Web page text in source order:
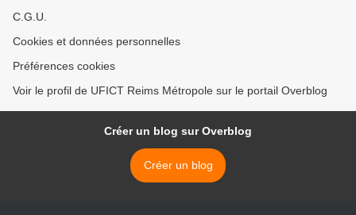
C.G.U.
Cookies et données personnelles
Préférences cookies
Voir le profil de UFICT Reims Métropole sur le portail Overblog
Créer un blog sur Overblog
Créer un blog